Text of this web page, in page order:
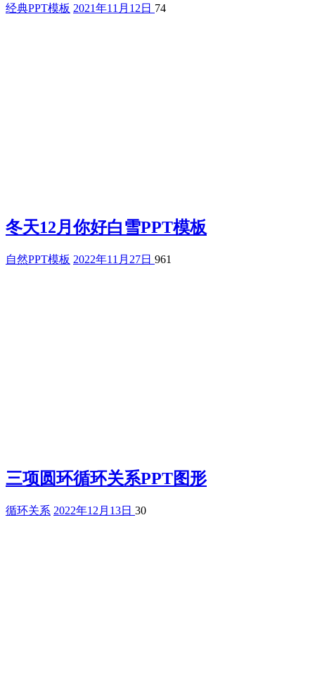
经典PPT模板 2021年11月12日 74
冬天12月你好白雪PPT模板
自然PPT模板 2022年11月27日 961
三项圆环循环关系PPT图形
循环关系 2022年12月13日 30